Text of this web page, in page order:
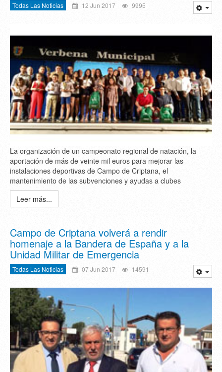
Todas Las Noticias 12 Jun 2017 9995
La organización de un campeonato regional de natación, la
aportación de más de veinte mil euros para mejorar las
instalaciones deportivas de Campo de Criptana, el
mantenimiento de las subvenciones y ayudas a clubes
Leer más...
Campo de Criptana volverá a rendir
homenaje a la Bandera de España y a la
Unidad Militar de Emergencia
Todas Las Noticias 07 Jun 2017 14591